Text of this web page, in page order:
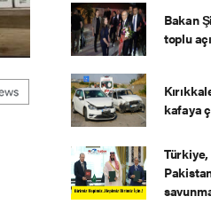
Bakan
toplu
kafaya